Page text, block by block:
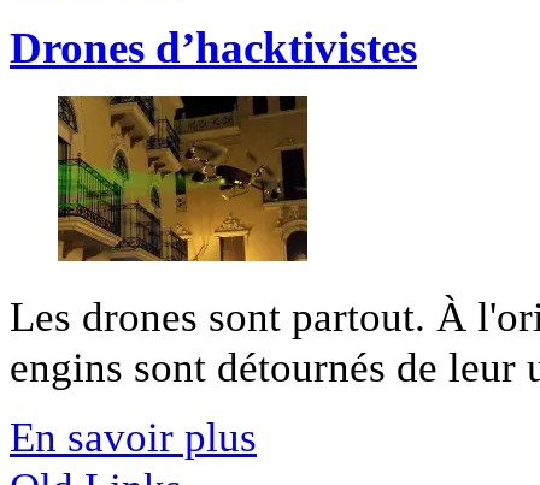
Drones d’hacktivistes
Les drones sont partout. À
engins sont détournés de leur
En savoir plus